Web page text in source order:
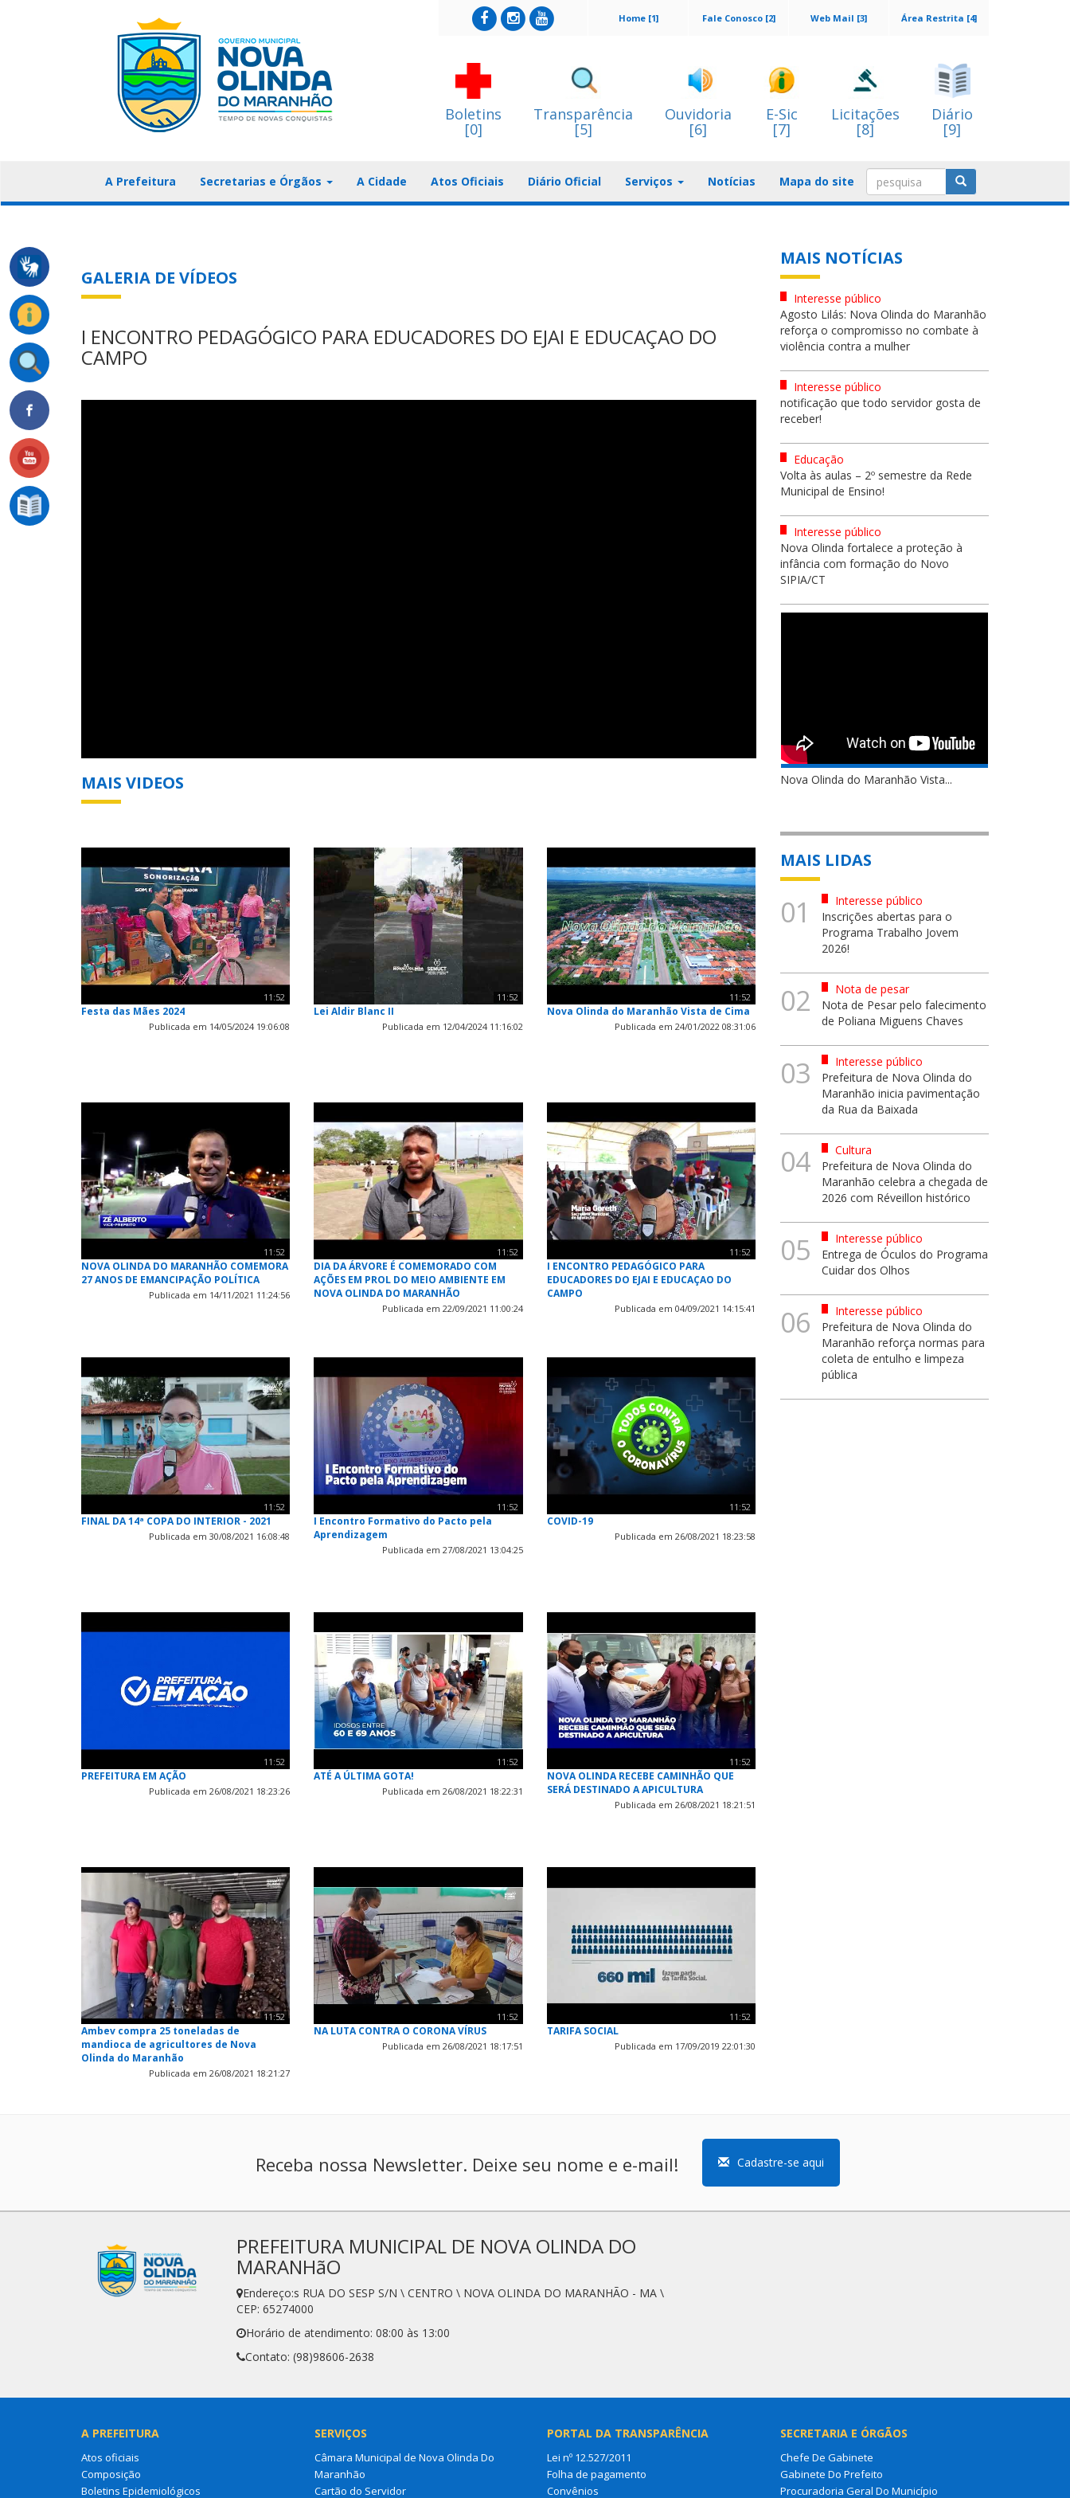
Área Restrita [4]
Web Mail [3]
Fale Conosco [2]
Home [1]
Boletins
[0]
Transparência
[5]
Ouvidoria
[6]
E-Sic
[7]
Licitações
[8]
Diário
[9]
A Prefeitura Secretarias e Órgãos A Cidade Atos Oficiais Diário Oficial Serviços Notícias Mapa do site
GALERIA DE VÍDEOS
I ENCONTRO PEDAGÓGICO PARA EDUCADORES DO EJAI E EDUCAÇAO DO
CAMPO
MAIS VIDEOS
11:52
Festa das Mães 2024
Publicada em 14/05/2024 19:06:08
11:52
Lei Aldir Blanc II
Publicada em 12/04/2024 11:16:02
11:52
Nova Olinda do Maranhão Vista de Cima
Publicada em 24/01/2022 08:31:06
11:52
NOVA OLINDA DO MARANHÃO COMEMORA
27 ANOS DE EMANCIPAÇÃO POLÍTICA
Publicada em 14/11/2021 11:24:56
11:52
DIA DA ÁRVORE É COMEMORADO COM
AÇÕES EM PROL DO MEIO AMBIENTE EM
NOVA OLINDA DO MARANHÃO
Publicada em 22/09/2021 11:00:24
11:52
I ENCONTRO PEDAGÓGICO PARA
EDUCADORES DO EJAI E EDUCAÇAO DO
CAMPO
Publicada em 04/09/2021 14:15:41
11:52
FINAL DA 14ª COPA DO INTERIOR - 2021
Publicada em 30/08/2021 16:08:48
11:52
I Encontro Formativo do Pacto pela
Aprendizagem
Publicada em 27/08/2021 13:04:25
11:52
COVID-19
Publicada em 26/08/2021 18:23:58
11:52
PREFEITURA EM AÇÃO
Publicada em 26/08/2021 18:23:26
11:52
ATÉ A ÚLTIMA GOTA!
Publicada em 26/08/2021 18:22:31
11:52
NOVA OLINDA RECEBE CAMINHÃO QUE
SERÁ DESTINADO A APICULTURA
Publicada em 26/08/2021 18:21:51
11:52
Ambev compra 25 toneladas de
mandioca de agricultores de Nova
Olinda do Maranhão
Publicada em 26/08/2021 18:21:27
11:52
NA LUTA CONTRA O CORONA VÍRUS
Publicada em 26/08/2021 18:17:51
11:52
TARIFA SOCIAL
Publicada em 17/09/2019 22:01:30
MAIS NOTÍCIAS
Interesse público
Agosto Lilás: Nova Olinda do Maranhão
reforça o compromisso no combate à
violência contra a mulher
Interesse público
notificação que todo servidor gosta de
receber!
Educação
Volta às aulas – 2º semestre da Rede
Municipal de Ensino!
Interesse público
Nova Olinda fortalece a proteção à
infância com formação do Novo
SIPIA/CT
Nova Olinda do Maranhão Vista...
MAIS LIDAS
01
Interesse público
Inscrições abertas para o
Programa Trabalho Jovem
2026!
02
Nota de pesar
Nota de Pesar pelo falecimento
de Poliana Miguens Chaves
03
Interesse público
Prefeitura de Nova Olinda do
Maranhão inicia pavimentação
da Rua da Baixada
04
Cultura
Prefeitura de Nova Olinda do
Maranhão celebra a chegada de
2026 com Réveillon histórico
05
Interesse público
Entrega de Óculos do Programa
Cuidar dos Olhos
06
Interesse público
Prefeitura de Nova Olinda do
Maranhão reforça normas para
coleta de entulho e limpeza
pública
Receba nossa Newsletter. Deixe seu nome e e-mail! Cadastre-se aqui
PREFEITURA MUNICIPAL DE NOVA OLINDA DO
MARANHãO
Endereço:s RUA DO SESP S/N \ CENTRO \ NOVA OLINDA DO MARANHÃO - MA \
CEP: 65274000
Horário de atendimento: 08:00 às 13:00
Contato: (98)98606-2638
A PREFEITURA
Atos oficiais
Composição
Boletins Epidemiológicos
SERVIÇOS
Câmara Municipal de Nova Olinda Do
Maranhão
Cartão do Servidor
PORTAL DA TRANSPARÊNCIA
Lei nº 12.527/2011
Folha de pagamento
Convênios
SECRETARIA E ÓRGÃOS
Chefe De Gabinete
Gabinete Do Prefeito
Procuradoria Geral Do Município